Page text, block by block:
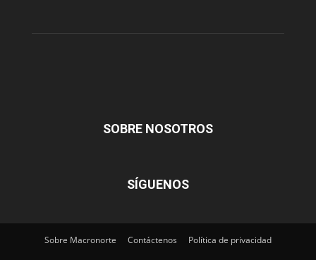
SOBRE NOSOTROS
SÍGUENOS
Sobre Macronorte Contáctenos Política de privacidad